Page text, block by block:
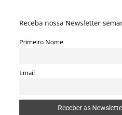
Receba nossa Newsletter
Primeiro Nome
Email